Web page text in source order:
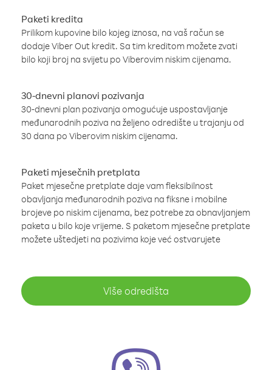
Paketi kredita
Prilikom kupovine bilo kojeg iznosa, na vaš račun se
dodaje Viber Out kredit. Sa tim kreditom možete zvati
bilo koji broj na svijetu po Viberovim niskim cijenama.
30-dnevni planovi pozivanja
30-dnevni plan pozivanja omogućuje uspostavljanje
međunarodnih poziva na željeno odredište u trajanju od
30 dana po Viberovim niskim cijenama.
Paketi mjesečnih pretplata
Paket mjesečne pretplate daje vam fleksibilnost
obavljanja međunarodnih poziva na fiksne i mobilne
brojeve po niskim cijenama, bez potrebe za obnavljanjem
paketa u bilo koje vrijeme. S paketom mjesečne pretplate
možete uštedjeti na pozivima koje već ostvarujete
Više odredišta